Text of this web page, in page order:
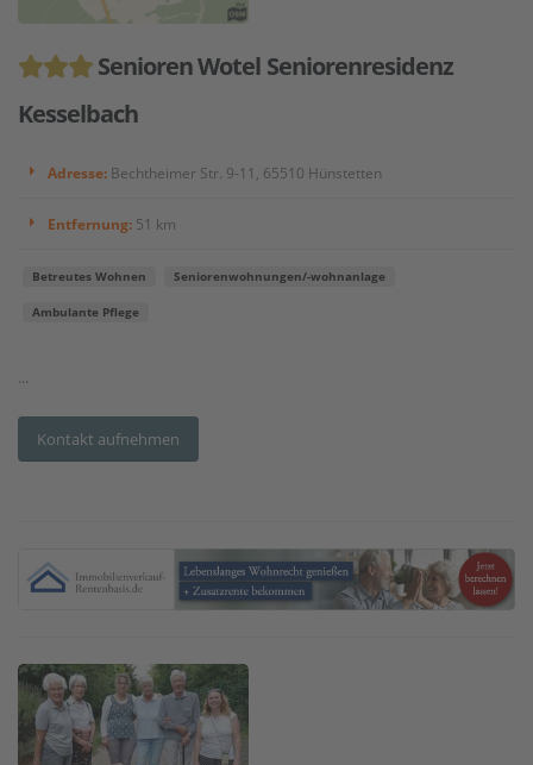
Senioren Wotel Seniorenresidenz
Kesselbach
Adresse: Bechtheimer Str. 9-11, 65510 Hünstetten
Entfernung: 51 km
Betreutes Wohnen Seniorenwohnungen/-wohnanlage
Ambulante Pflege
...
Kontakt aufnehmen